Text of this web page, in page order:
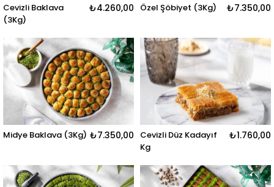
Cevizli Baklava
(3Kg)
₺4.260,00 Özel Şöbiyet (3Kg) ₺7.350,00
Midye Baklava (3Kg) ₺7.350,00
Cevizli Düz Kadayıf
Kg
₺1.760,00